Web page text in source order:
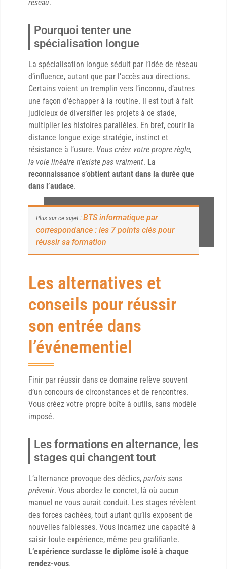
réseau.
Pourquoi tenter une
spécialisation longue
La spécialisation longue séduit par l’idée de réseau
d’influence, autant que par l’accès aux directions.
Certains voient un tremplin vers l’inconnu, d’autres
une façon d’échapper à la routine. Il est tout à fait
judicieux de diversifier les projets à ce stade,
multiplier les histoires parallèles. En bref, courir la
distance longue exige stratégie, instinct et
résistance à l’usure. Vous créez votre propre règle,
la voie linéaire n’existe pas vraiment. La
reconnaissance s’obtient autant dans la durée que
dans l’audace.
Plus sur ce sujet : BTS informatique par
correspondance : les 7 points clés pour
réussir sa formation
Les alternatives et
conseils pour réussir
son entrée dans
l’événementiel
Finir par réussir dans ce domaine relève souvent
d’un concours de circonstances et de rencontres.
Vous créez votre propre boîte à outils, sans modèle
imposé.
Les formations en alternance, les
stages qui changent tout
L’alternance provoque des déclics, parfois sans
prévenir. Vous abordez le concret, là où aucun
manuel ne vous aurait conduit. Les stages révèlent
des forces cachées, tout autant qu’ils exposent de
nouvelles faiblesses. Vous incarnez une capacité à
saisir toute expérience, même peu gratifiante.
L’expérience surclasse le diplôme isolé à chaque
rendez-vous.